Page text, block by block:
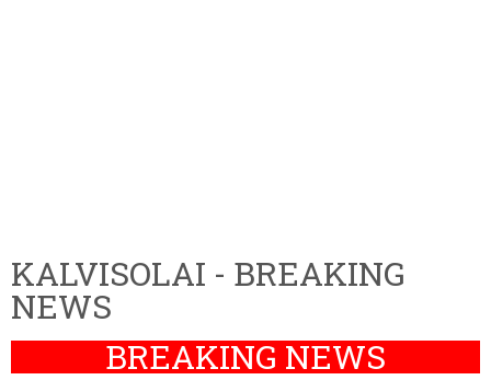
KALVISOLAI - BREAKING
NEWS
BREAKING NEWS